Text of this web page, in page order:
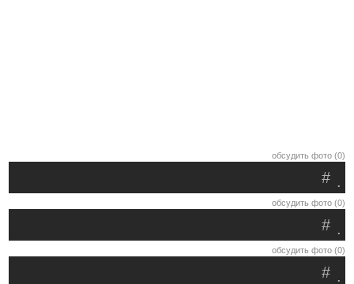
обсудить фото (0)
.
#
обсудить фото (0)
.
#
обсудить фото (0)
.
#